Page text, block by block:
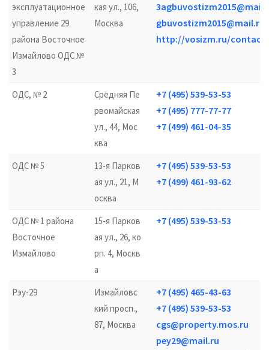
эксплуатационное
управление 29
района Восточное
Измайлово ОДС №
3
кая ул., 106,
Москва
gbuvostizm2015@mail.ru
http://vosizm.ru/contacts
ОДС, № 2
Средняя Пе
рвомайская
ул., 44, Мос
ква
+7 (495) 539-53-53
+7 (495) 777-77-77
+7 (499) 461-04-35
ОДС № 5
13-я Парков
ая ул., 21, М
осква
+7 (495) 539-53-53
+7 (499) 461-93-62
ОДС № 1 района
Восточное
Измайлово
15-я Парков
ая ул., 26, ко
рп. 4, Москв
а
+7 (495) 539-53-53
Рэу-29
Измайловс
кий просп.,
87, Москва
+7 (495) 465-43-63
+7 (495) 539-53-53
cgs@property.mos.ru
pey29@mail.ru